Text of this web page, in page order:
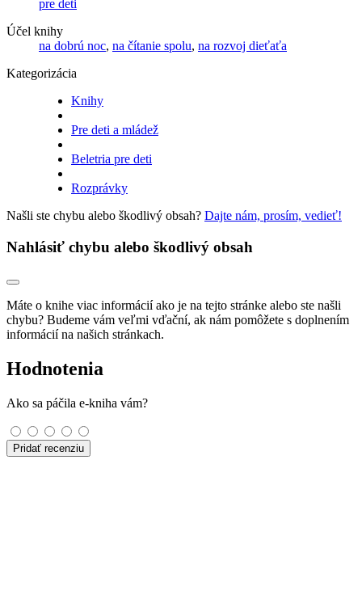
pre deti
Účel knihy
na dobrú noc, na čítanie spolu, na rozvoj dieťaťa
Kategorizácia
Knihy
Pre deti a mládež
Beletria pre deti
Rozprávky
Našli ste chybu alebo škodlivý obsah? Dajte nám, prosím, vedieť!
Nahlásiť chybu alebo škodlivý obsah
Máte o knihe viac informácií ako je na tejto stránke alebo ste našli
chybu? Budeme vám veľmi vďační, ak nám pomôžete s doplnením
informácií na našich stránkach.
Hodnotenia
Ako sa páčila e-kniha vám?
Pridať recenziu